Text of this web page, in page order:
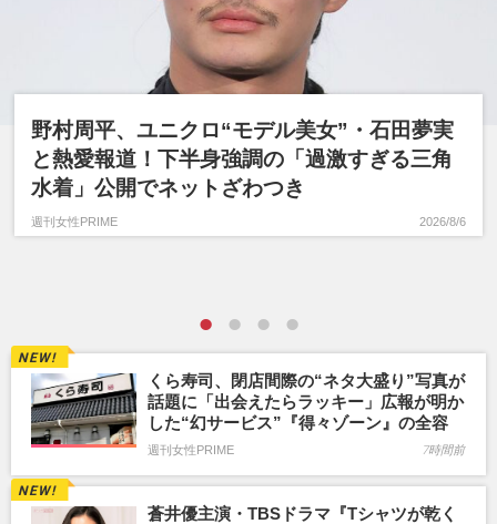
野村周平、ユニクロ“モデル美女”・石田夢実
と熱愛報道！下半身強調の「過激すぎる三角
水着」公開でネットざわつき
週刊女性PRIME 2026/8/6
くら寿司、閉店間際の“ネタ大盛り”写真が
話題に「出会えたらラッキー」広報が明か
した“幻サービス”『得々ゾーン』の全容
週刊女性PRIME 7時間前
蒼井優主演・TBSドラマ『Tシャツが乾く